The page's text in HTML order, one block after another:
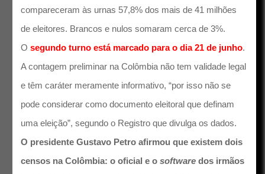
compareceram às urnas 57,8% dos mais de 41 milhões
de eleitores. Brancos e nulos somaram cerca de 3%.
Osegundo turno está marcado para o dia 21 de junho.
A contagem preliminar na Colômbia não tem validade legal
e têm caráter meramente informativo, “por isso não se
pode considerar como documento eleitoral que definam
uma eleição”, segundo o Registro que divulga os dados.
O presidente Gustavo Petro afirmou que existem dois
censos na Colômbia: o oficial e osoftware dos irmãos